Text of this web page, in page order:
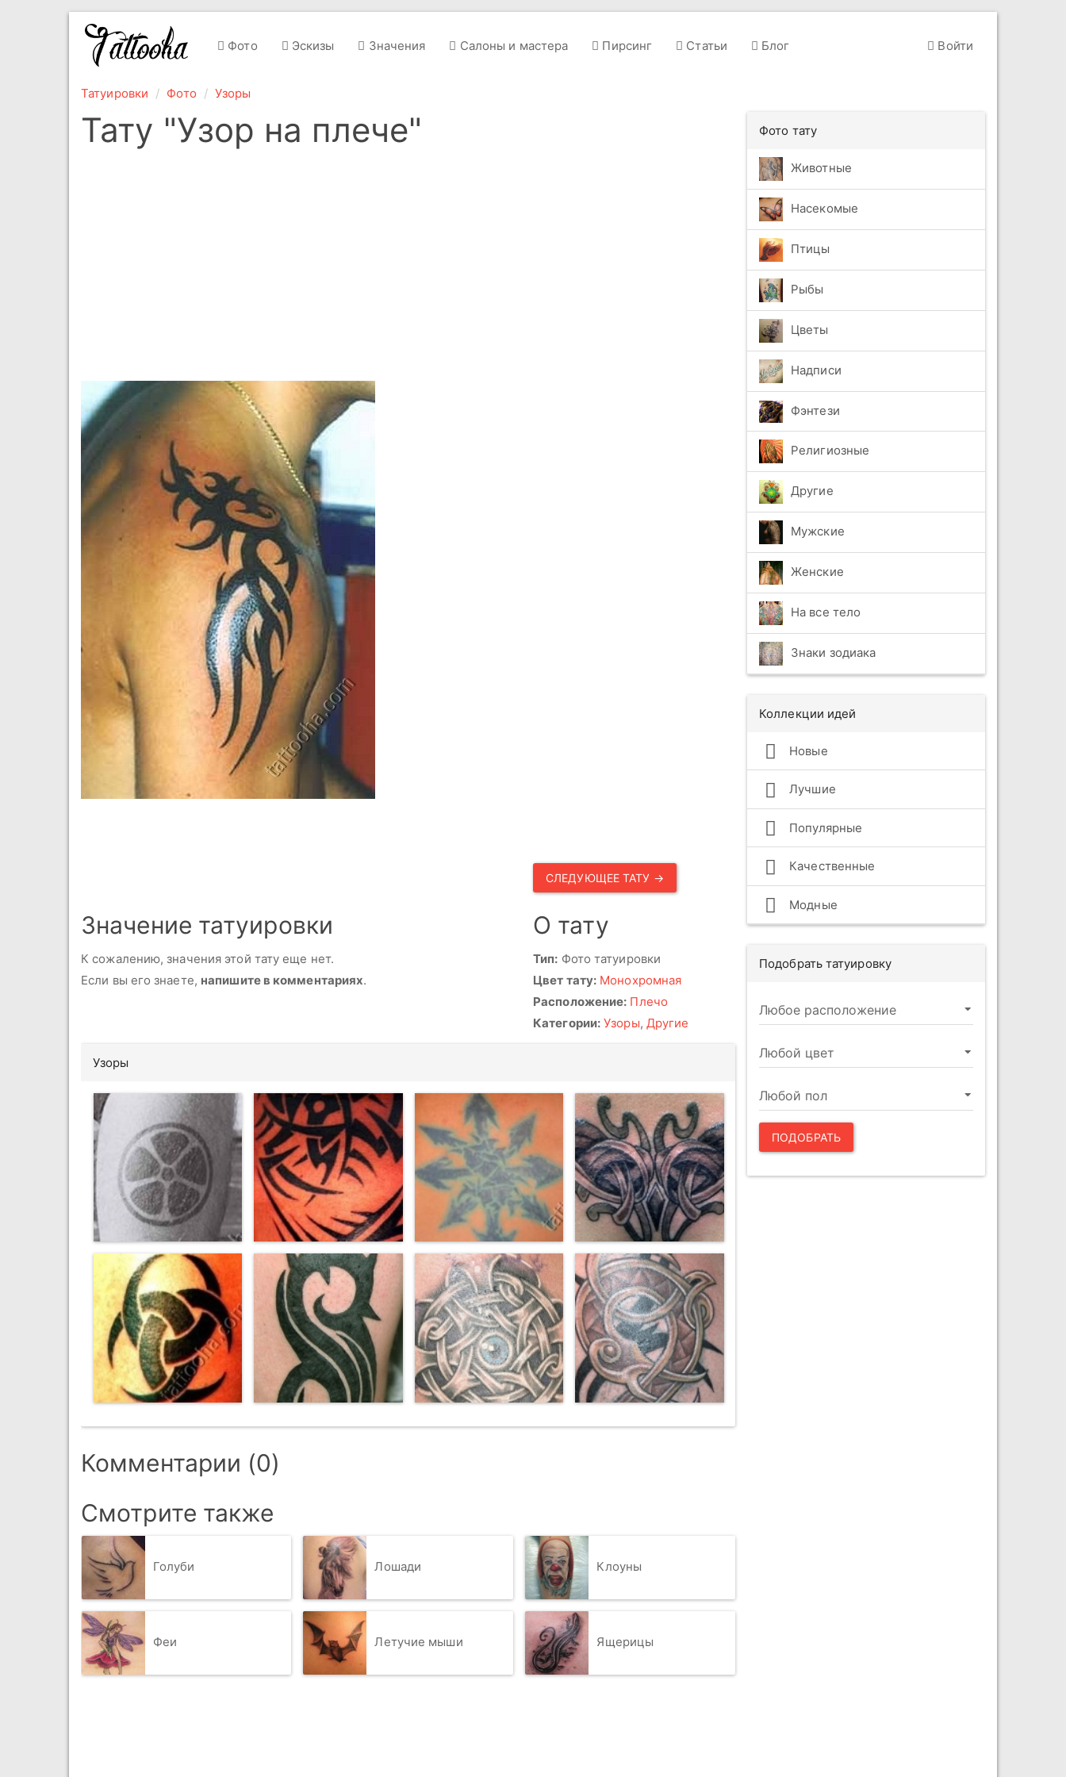
Фото Эскизы Значения Салоны и мастера Пирсинг Статьи Блог Войти
Татуировки Фото Узоры
Тату "Узор на плече"
СЛЕДУЮЩЕЕ ТАТУ →
Значение татуировки
К сожалению, значения этой тату еще нет.
Если вы его знаете, напишите в комментариях.
О тату
Тип: Фото татуировки
Цвет тату: Монохромная
Расположение: Плечо
Категории: Узоры, Другие
Узоры
Комментарии (0)
Смотрите также
Голуби Лошади Клоуны
Феи Летучие мыши Ящерицы
Фото тату
Животные
Насекомые
Птицы
Рыбы
Цветы
Надписи
Фэнтези
Религиозные
Другие
Мужские
Женские
На все тело
Знаки зодиака
Коллекции идей
Новые
Лучшие
Популярные
Качественные
Модные
Подобрать татуировку
ПОДОБРАТЬ